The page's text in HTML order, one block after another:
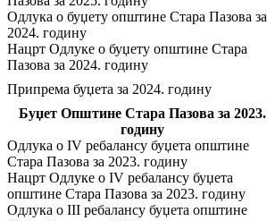
Одлука о буџету општине Стара Пазова за
2024. годину
Нацрт Одлуке о буџету општине Стара
Пазова за 2024. годину
Припрема буџета за 2024. годину
Буџет Општине Стара Пазова за 2023.
годину
Одлука о IV ребалансу буџета општине
Стара Пазова за 2023. годину
Нацрт Одлуке о IV ребалансу буџета
општине Стара Пазова за 2023. годину
Одлука о III ребалансу буџета општине